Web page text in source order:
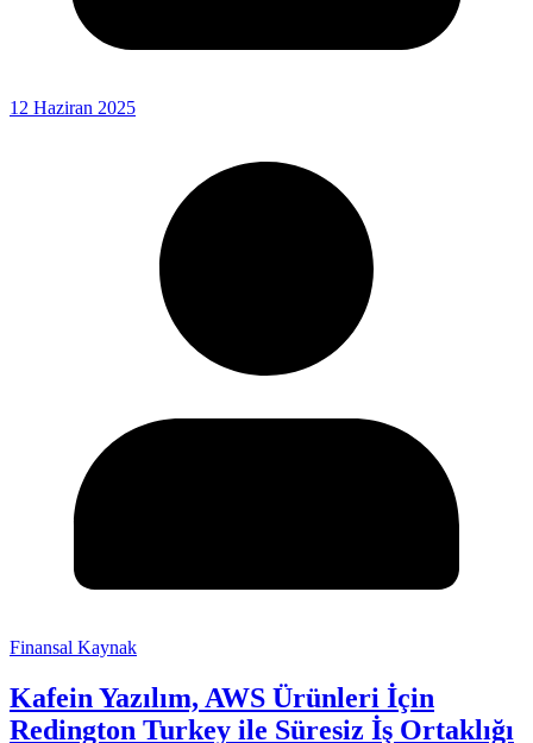
12 Haziran 2025
Finansal Kaynak
Kafein Yazılım, AWS Ürünleri İçin
Redington Turkey ile Süresiz İş Ortaklığı